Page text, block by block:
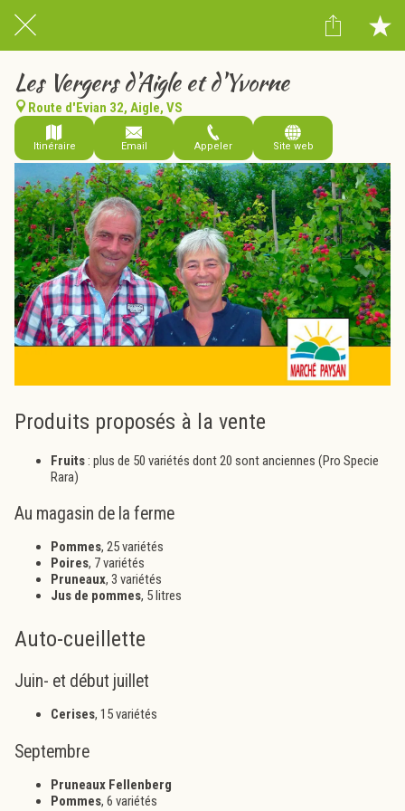
Les Vergers d'Aigle et d'Yvorne
Route d'Evian 32, Aigle, VS
Itinéraire Email Appeler Site web
Produits proposés à la vente
Fruits : plus de 50 variétés dont 20 sont anciennes (Pro Specie
Rara)
Au magasin de la ferme
Pommes, 25 variétés
Poires, 7 variétés
Pruneaux, 3 variétés
Jus de pommes, 5 litres
Auto-cueillette
Juin- et début juillet
Cerises, 15 variétés
Septembre
Pruneaux Fellenberg
Pommes, 6 variétés